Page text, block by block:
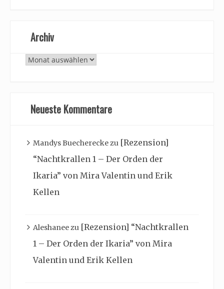
Archiv
Archiv
Neueste Kommentare
Mandys Buechereckezu [Rezension]
“Nachtkrallen 1 – Der Orden der
Ikaria” von Mira Valentin und Erik
Kellen
Aleshaneezu [Rezension] “Nachtkrallen
1 – Der Orden der Ikaria” von Mira
Valentin und Erik Kellen